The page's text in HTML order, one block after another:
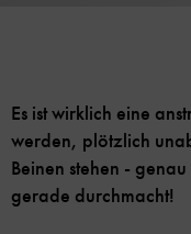
Es ist wirklich eine
werden, plötzlich
Beinen stehen -
gerade durchmacht!